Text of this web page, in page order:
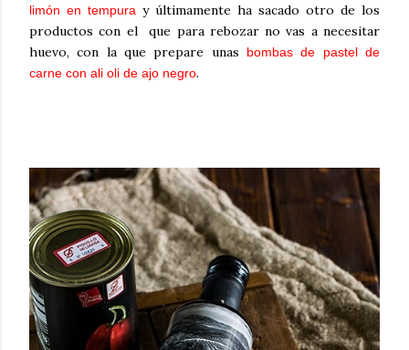
limón en tempura y últimamente ha sacado otro de los
productos con el que para rebozar no vas a necesitar
huevo, con la que prepare unas
bombas de pastel de
carne con ali oli de ajo negro.